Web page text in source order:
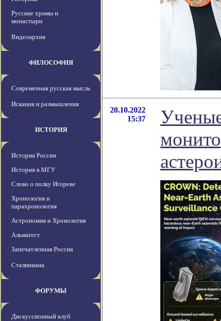
Русские храмы и
монастыри
Видеоархив
ФИЛОСОФИЯ
Современная русская мысль
Искания и размышления
ИСТОРИЯ
История России
История в МГУ
Слово о полку Игореве
Хронология и
парахронология
Астрономия и Хронология
Альмагест
Запечатленная Россия
Сталиниана
ФОРУМЫ
Дискуссионный клуб
20.10.2022
15:37